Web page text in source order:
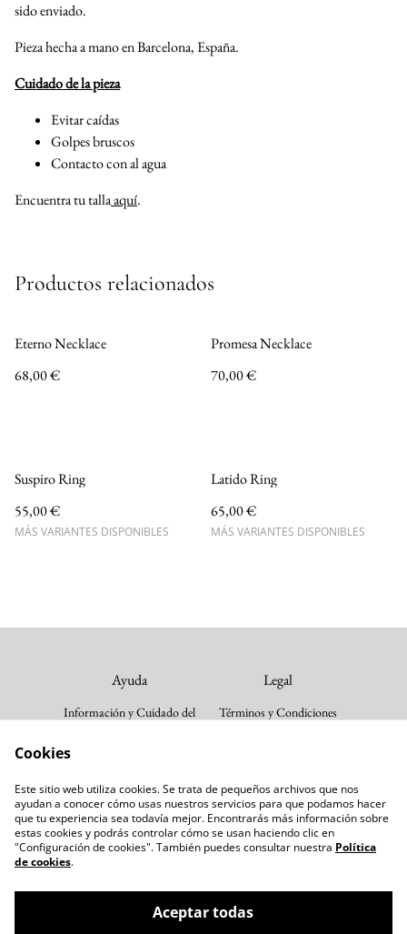
sido enviado.
Pieza hecha a mano en Barcelona, España.
Cuidado de la pieza
Evitar caídas
Golpes bruscos
Contacto con al agua
Encuentra tu tallaaquí.
Productos relacionados
Eterno Necklace
68,00 €
Promesa Necklace
70,00 €
Suspiro Ring
55,00 €
MÁS VARIANTES DISPONIBLES
Latido Ring
65,00 €
MÁS VARIANTES DISPONIBLES
Ayuda
Información y Cuidado del
Legal
Términos y Condiciones
Follow us
Instagram
Tiktok
Contacta con nosotros
Cookies
Este sitio web utiliza cookies. Se trata de pequeños archivos que nos
ayudan a conocer cómo usas nuestros servicios para que podamos hacer
que tu experiencia sea todavía mejor. Encontrarás más información sobre
estas cookies y podrás controlar cómo se usan haciendo clic en
"Configuración de cookies". También puedes consultar nuestra Política
de cookies.
Aceptar todas